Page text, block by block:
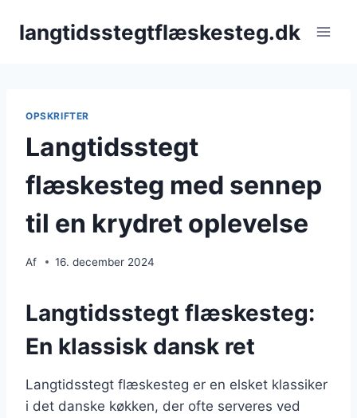
langtidsstegtflæskesteg.dk
OPSKRIFTER
Langtidsstegt
flæskesteg med sennep
til en krydret oplevelse
Af 16. december 2024
Langtidsstegt flæskesteg:
En klassisk dansk ret
Langtidsstegt flæskesteg er en elsket klassiker
i det danske køkken, der ofte serveres ved